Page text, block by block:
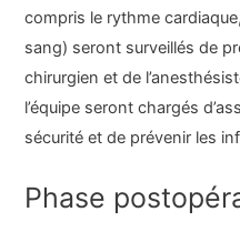
compris le rythme
sang) seront surveillés de
chirurgien et de
l’équipe seront chargés
sécurité et de prévenir les
Phase